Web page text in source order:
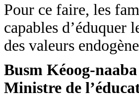
Pour ce faire, les
capables
des valeurs
Busm Kéoog-
Ministre de